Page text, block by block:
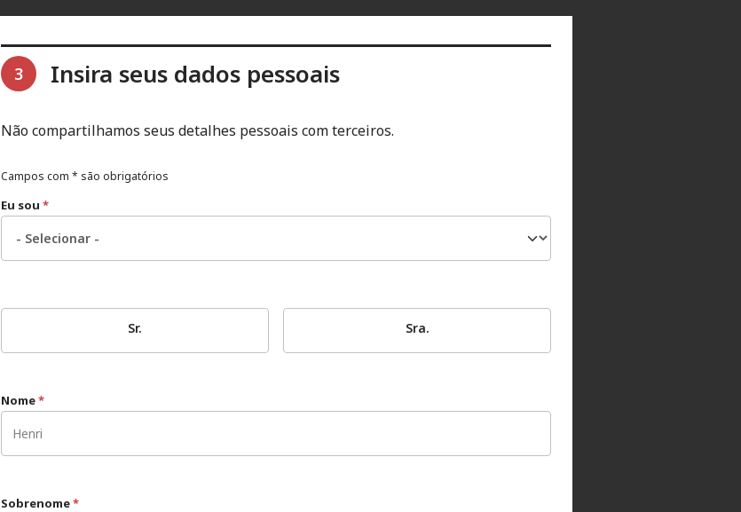
3 Insira seus dados pessoais
Não compartilhamos seus detalhes pessoais com terceiros.
Campos com * são obrigatórios
Eu sou *
Sr. Sra.
Nome*
Sobrenome*